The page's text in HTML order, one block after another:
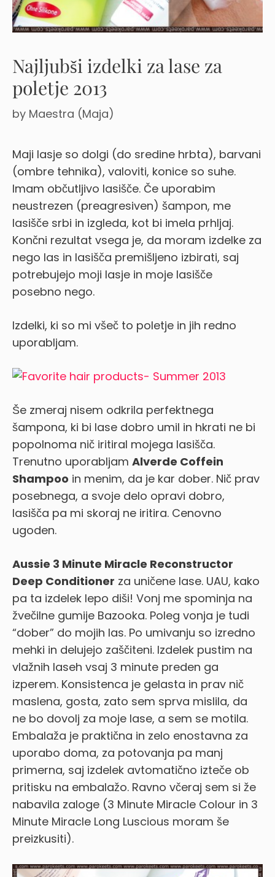
Najljubši izdelki za lase za
poletje 2013
by Maestra (Maja)
Maji lasje so dolgi (do sredine hrbta), barvani
(ombre tehnika), valoviti, konice so suhe.
Imam občutljivo lasišče. Če uporabim
neustrezen (preagresiven) šampon, me
lasišče srbi in izgleda, kot bi imela prhljaj.
Končni rezultat vsega je, da moram izdelke za
nego las in lasišča premišljeno izbirati, saj
potrebujejo moji lasje in moje lasišče
posebno nego.
Izdelki, ki so mi všeč to poletje in jih redno
uporabljam.
Še zmeraj nisem odkrila perfektnega
šampona, ki bi lase dobro umil in hkrati ne bi
popolnoma nič iritiral mojega lasišča.
Trenutno uporabljam Alverde Coffein
Shampoo in menim, da je kar dober. Nič prav
posebnega, a svoje delo opravi dobro,
lasišča pa mi skoraj ne iritira. Cenovno
ugoden.
Aussie 3 Minute Miracle Reconstructor
Deep Conditioner za uničene lase. UAU, kako
pa ta izdelek lepo diši! Vonj me spominja na
žvečilne gumije Bazooka. Poleg vonja je tudi
“dober” do mojih las. Po umivanju so izredno
mehki in delujejo zaščiteni. Izdelek pustim na
vlažnih laseh vsaj 3 minute preden ga
izperem. Konsistenca je gelasta in prav nič
maslena, gosta, zato sem sprva mislila, da
ne bo dovolj za moje lase, a sem se motila.
Embalaža je praktična in zelo enostavna za
uporabo doma, za potovanja pa manj
primerna, saj izdelek avtomatično izteče ob
pritisku na embalažo. Ravno včeraj sem si že
nabavila zaloge (3 Minute Miracle Colour in 3
Minute Miracle Long Luscious moram še
preizkusiti).